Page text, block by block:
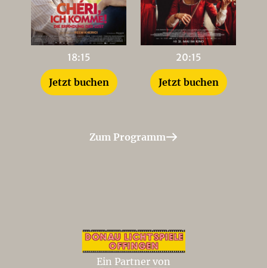
18:15
Jetzt buchen
20:15
Jetzt buchen
Zum Programm
Ein Partner von